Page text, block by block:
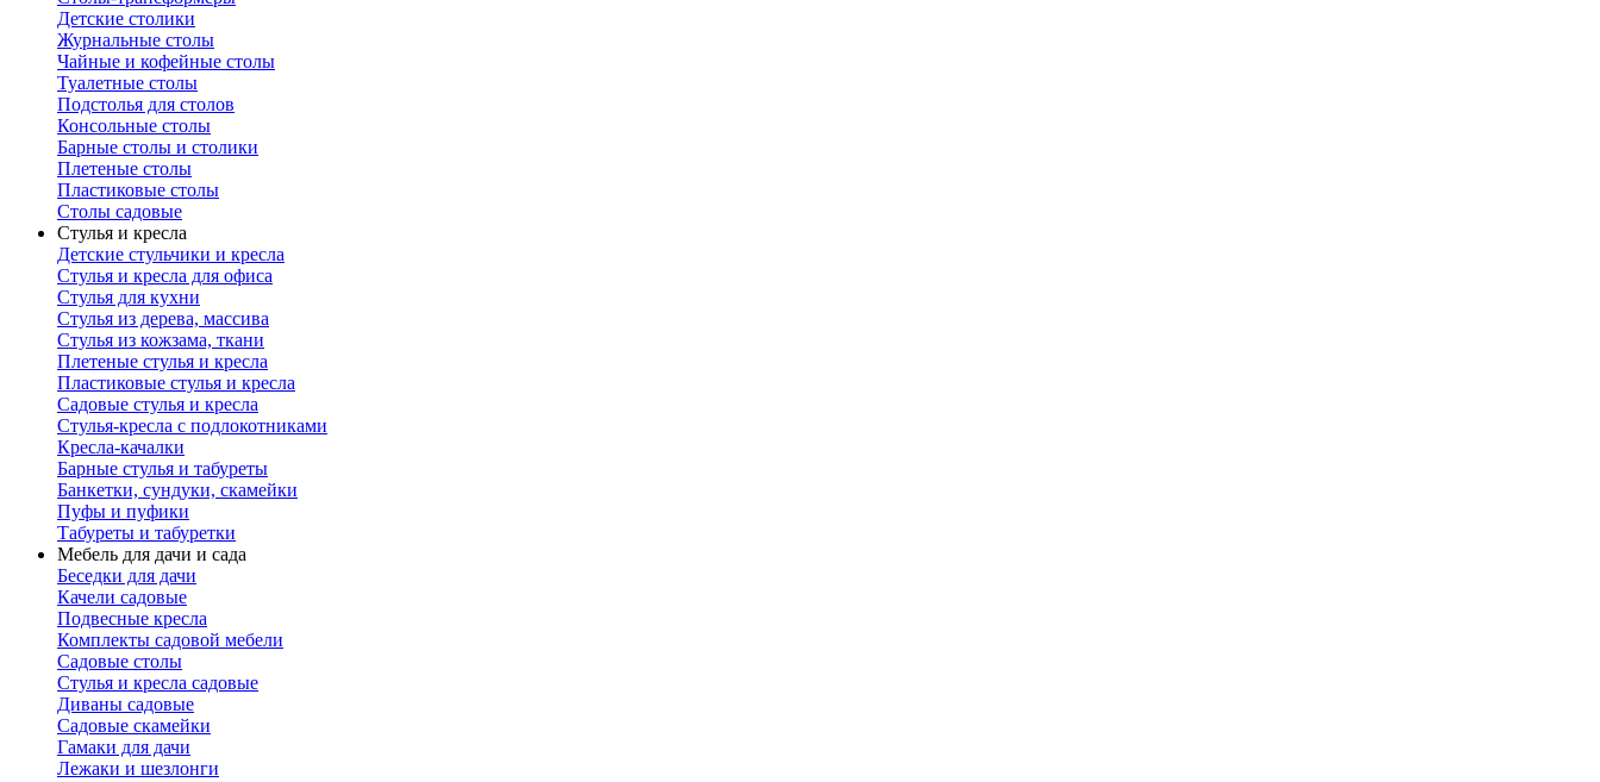
Детские столики
Журнальные столы
Чайные и кофейные столы
Туалетные столы
Подстолья для столов
Консольные столы
Барные столы и столики
Плетеные столы
Пластиковые столы
Столы садовые
Стулья и кресла
Детские стульчики и кресла
Стулья и кресла для офиса
Стулья для кухни
Стулья из дерева, массива
Стулья из кожзама, ткани
Плетеные стулья и кресла
Пластиковые стулья и кресла
Садовые стулья и кресла
Стулья-кресла с подлокотниками
Кресла-качалки
Барные стулья и табуреты
Банкетки, сундуки, скамейки
Пуфы и пуфики
Табуреты и табуретки
Мебель для дачи и сада
Беседки для дачи
Качели садовые
Подвесные кресла
Комплекты садовой мебели
Садовые столы
Стулья и кресла садовые
Диваны садовые
Садовые скамейки
Гамаки для дачи
Лежаки и шезлонги